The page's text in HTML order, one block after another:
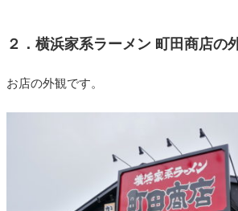
２．横浜家系ラーメン 町田商店の
お店の外観です。